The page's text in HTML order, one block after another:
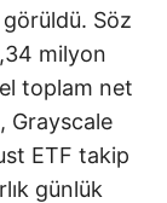
Söz
milyon
toplam net
Grayscale
ETF takip
günlük